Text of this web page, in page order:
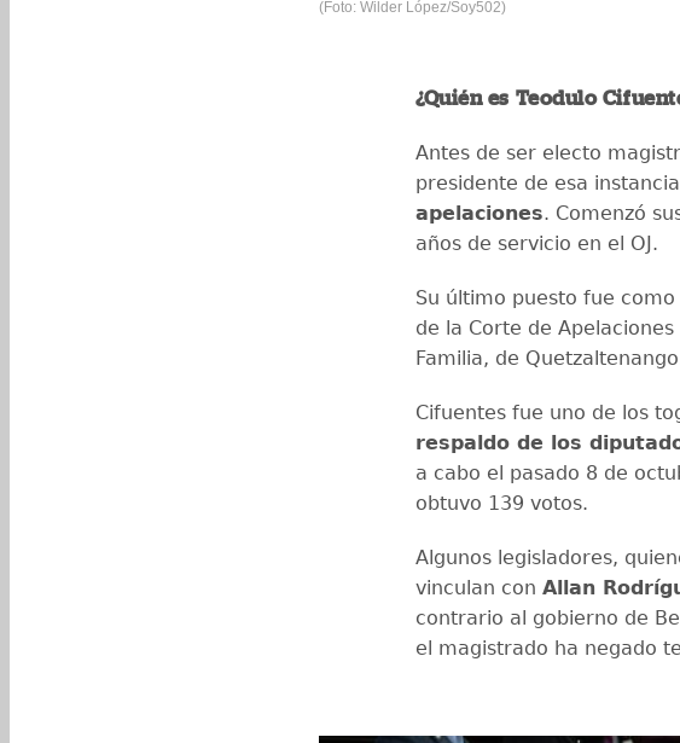
(Foto: Wilder López/Soy502)
¿Quién es Teodulo
Antes de ser electo
presidente de esa
apelaciones. Comenzó
años de servicio en el OJ.
Su último puesto fue
de la Corte de
Familia, de
Cifuentes fue uno de los
respaldo de los
a cabo el pasado 8 de
obtuvo 139 votos.
Algunos legisladores,
vinculan con Allan
contrario al gobierno de
el magistrado ha negado